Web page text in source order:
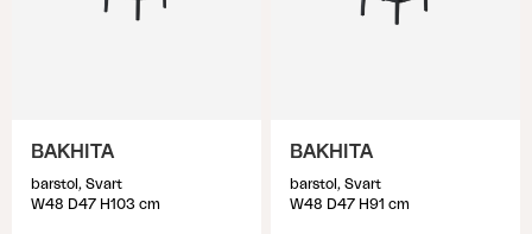
BAKHITA
barstol, Svart
W48 D47 H103 cm
BAKHITA
barstol, Svart
W48 D47 H91 cm